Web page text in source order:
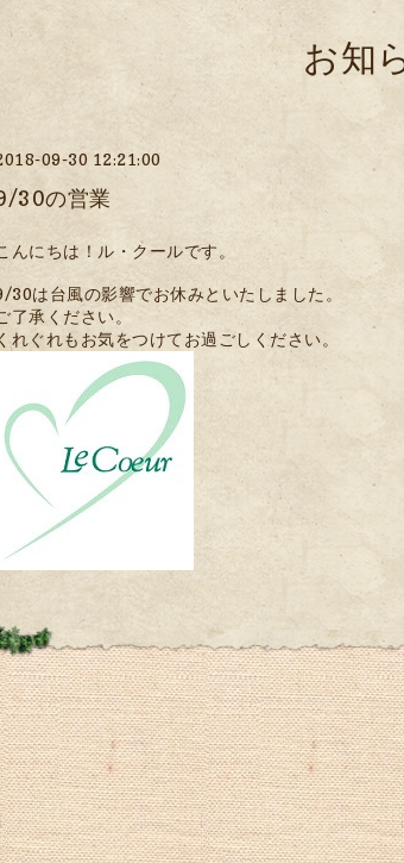
お知
09-30 12:21:00
30の営業
んにちは！ル・クールです。
30は台風の影響でお休みといたしました。
了承ください。
れぐれもお気をつけてお過ごしください。